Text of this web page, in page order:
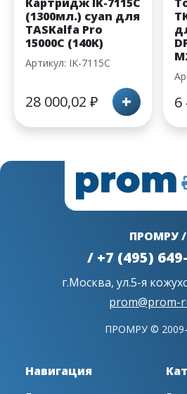
(1300мл.) cyan для
TASKalfa Pro
15000C (140K)
Артикул: IK-7115C
28 000,02 ₽ + 6
ПРОМРУ /
/ +7 (495)
г.Москва, ул.5-я
prom@prom-
ПРОМРУ ©
Навигация